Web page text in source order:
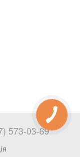
573-03-69